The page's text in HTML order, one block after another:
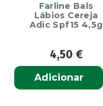
Farline Bals
Lábios Cereja
Adic Spf15 4,5g
4,50 €
Adicionar